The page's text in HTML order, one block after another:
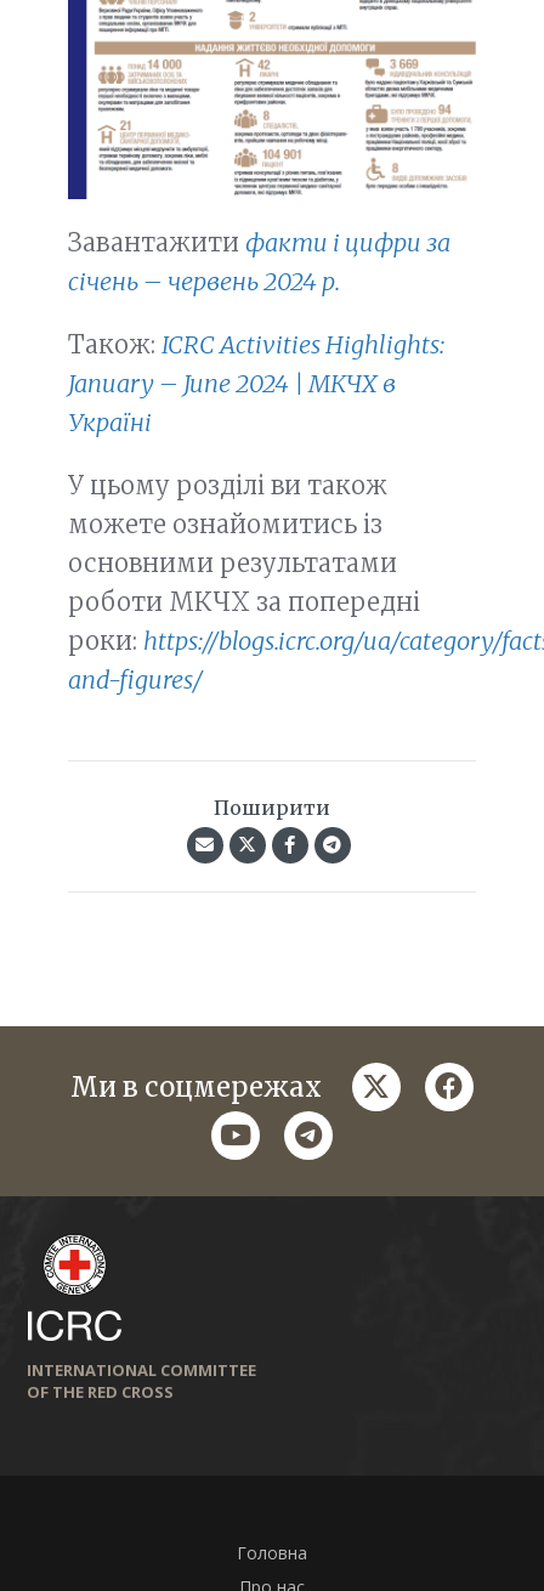
Завантажити факти і цифри за
січень – червень 2024 р.
Також: ICRC Activities Highlights:
January – June 2024 | МКЧХ в
Україні
У цьому розділі ви також
можете ознайомитись із
основними результатами
роботи МКЧХ за попередні
роки: https://blogs.icrc.org/ua/category/
and-figures/
Поширити
Ми в соцмережах twitter
youtubetelegram
INTERNATIONAL COMMITTEE
OF THE RED CROSS
Головна